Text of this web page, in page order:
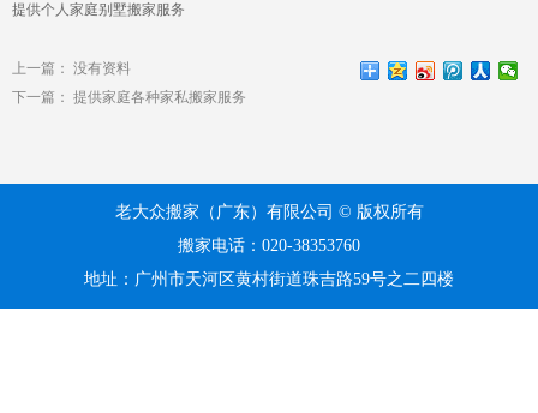
提供个人家庭别墅搬家服务
上一篇： 没有资料
下一篇： 提供家庭各种家私搬家服务
老大众搬家（广东）有限公司 © 版权所有
搬家电话：020-38353760
地址：广州市天河区黄村街道珠吉路59号之二四楼